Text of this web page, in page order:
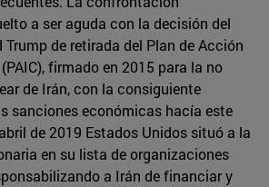
a ser aguda con la decisión del
Trump de retirada del Plan de Acción
firmado en 2015 para la no
de Irán, con la consiguiente
sanciones económicas hacía este
de 2019 Estados Unidos situó a la
en su lista de organizaciones
a Irán de financiar y